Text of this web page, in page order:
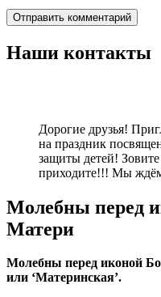
Наши контакты
Дорогие друзья!
на праздник
защиты детей! Зовите
приходите!!! Мы
Молебны перед
Матери
Молебны перед иконой
или ‘Материнская’.